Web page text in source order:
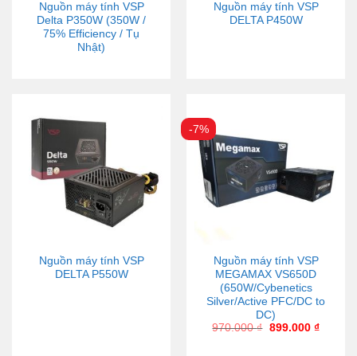
Nguồn máy tính VSP
Delta P350W (350W /
75% Efficiency / Tụ
Nhật)
Nguồn máy tính VSP
DELTA P450W
Nguồn máy tính VSP
DELTA P550W
-7%
Nguồn máy tính VSP
MEGAMAX VS650D
(650W/Cybenetics
Silver/Active PFC/DC to
DC)
970.000₫ 899.000 ₫